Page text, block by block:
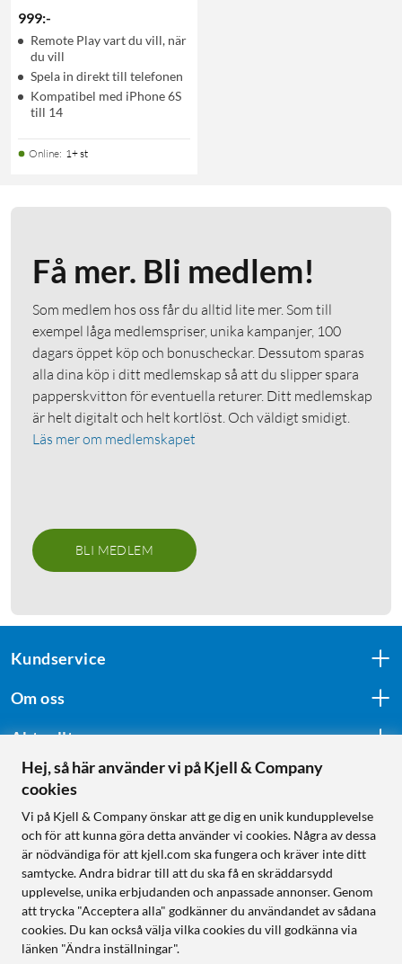
999:-
Remote Play vart du vill, när
du vill
Spela in direkt till telefonen
Kompatibel med iPhone 6S
till 14
Online: 1+ st
Få mer. Bli medlem!
Som medlem hos oss får du alltid lite mer. Som till
exempel låga medlemspriser, unika kampanjer, 100
dagars öppet köp och bonuscheckar. Dessutom sparas
alla dina köp i ditt medlemskap så att du slipper spara
papperskvitton för eventuella returer. Ditt medlemskap
är helt digitalt och helt kortlöst. Och väldigt smidigt.
Läs mer om medlemskapet
BLI MEDLEM
Kundservice
Om oss
Aktuellt
Följ oss
Handla från:
Sverige
Norge
Hej, så här använder vi på Kjell & Company
cookies
Vi på Kjell & Company önskar att ge dig en unik kundupplevelse
och för att kunna göra detta använder vi cookies. Några av dessa
är nödvändiga för att kjell.com ska fungera och kräver inte ditt
samtycke. Andra bidrar till att du ska få en skräddarsydd
upplevelse, unika erbjudanden och anpassade annonser. Genom
att trycka "Acceptera alla" godkänner du användandet av sådana
cookies. Du kan också välja vilka cookies du vill godkänna via
länken "Ändra inställningar".